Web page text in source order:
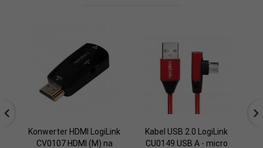
Konwerter HDMI LogiLink
CV0107 HDMI (M) na
Kabel USB 2.0 LogiLink
CU0149 USB A - micro